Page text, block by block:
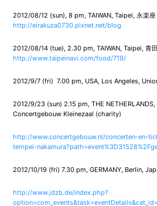
2012/08/12 (sun), 8 pm, TAIWAN, Taipei, 永楽座
http://eirakuza0730.pixnet.net/blog
2012/08/14 (tue), 2.30 pm, TAIWAN, Taipei, 青
http://www.taipeinavi.com/food/719/
2012/9/7 (fri) 7.00 pm, USA, Los Angeles,
2012/9/23 (sun) 2.15 pm, THE
Concertgebouw Kleinezaal (charity)
http://www.concertgebouw.nl/concerten-en-
tempei-
2012/10/19 (fri) 7.30 pm, GERMANY, Berlin,
http://www.jdzb.de/index.php?